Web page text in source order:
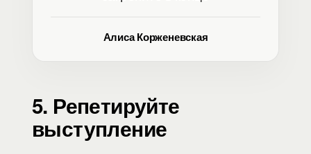
Алиса Корженевская
5. Репетируйте
выступление